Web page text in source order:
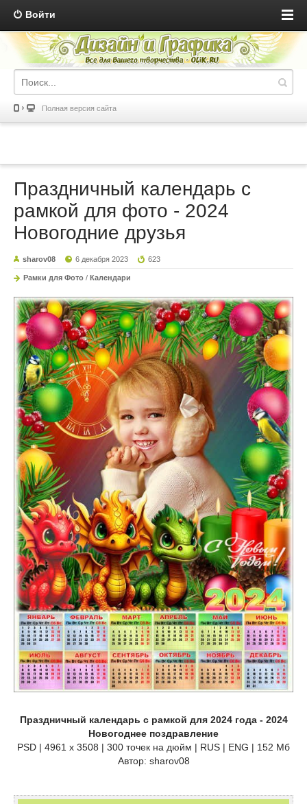
Войти
Полная версия сайта
Праздничный календарь с
рамкой для фото - 2024
Новогодние друзья
sharov08 6 декабря 2023 623
Рамки для Фото / Календари
Праздничный календарь с рамкой для 2024 года - 2024
Новогоднее поздравление
PSD | 4961 х 3508 | 300 точек на дюйм | RUS | ENG | 152 Мб
Автор: sharov08